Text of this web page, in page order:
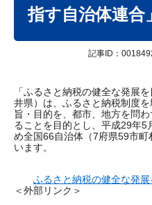
指す自治体連合
記事ID：
「ふるさと納税の健全な発展
井県）は、ふるさと納税制度
旨・目的を、都市、地方を問
ることを目的とし、平成29年5
め全国66自治体（7府県59市
います。
ふるさと納税の健全な発
＜外部リンク＞